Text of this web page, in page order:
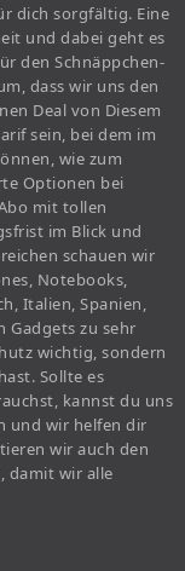
dich sorgfältig. Eine
und dabei geht es
den Schnäppchen-
dass wir uns den
Deal von Diesem
sein, bei dem im
wie zum
Optionen bei
mit tollen
im Blick und
schauen wir
Notebooks,
Italien, Spanien,
Gadgets zu sehr
wichtig, sondern
Sollte es
kannst du uns
und wir helfen dir
wir auch den
damit wir alle